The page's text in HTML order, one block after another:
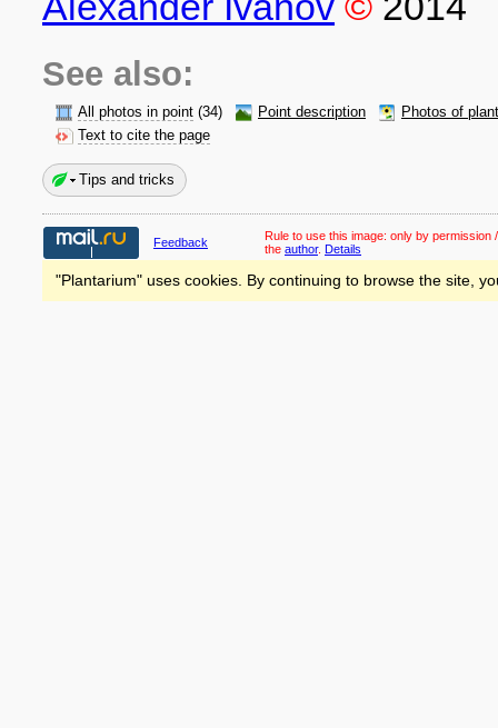
See also:
All photos in point (34) Point description
Photos of
Text to cite the page
Tips and tricks
Feedback Rule to use this image: only by permission
the author. Details
"Plantarium" uses cookies. By continuing to browse the site,